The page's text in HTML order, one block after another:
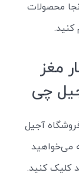
محصولات
کنید.
مغز
چی
آجیل
می‌خواهید
کلیک کنید.